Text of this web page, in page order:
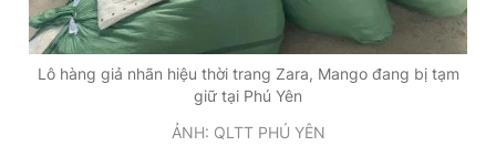
Theo dõi báo trên
Lô hàng giả nhãn hiệu thời trang Zara, Mango đang bị tạm
giữ tại Phú Yên
ẢNH: QLTT PHÚ YÊN